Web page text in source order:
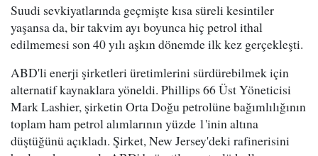
Suudi sevkiyatlarında geçmişte kısa süreli kesintiler
yaşansa da, bir takvim ayı boyunca hiç petrol ithal
edilmemesi son 40 yılı aşkın dönemde ilk kez gerçekleşti.
ABD'li enerji şirketleri üretimlerini sürdürebilmek için
alternatif kaynaklara yöneldi. Phillips 66 Üst Yöneticisi
Mark Lashier, şirketin Orta Doğu petrolüne bağımlılığının
toplam ham petrol alımlarının yüzde 1'inin altına
düştüğünü açıkladı. Şirket, New Jersey'deki rafinerisini